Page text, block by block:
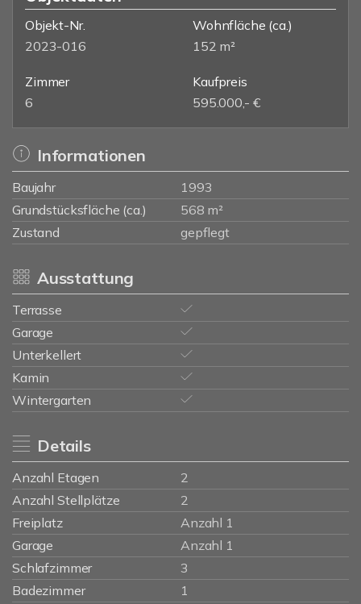
Objekt-Nr.
2023-016
Wohnfläche (ca.)
152 m²
Zimmer
6
Kaufpreis
595.000,- €
Informationen
Baujahr
1993
Grundstücksfläche (ca.)
568 m²
Zustand
gepflegt
Ausstattung
Terrasse
Garage
Unterkellert
Kamin
Wintergarten
Details
Anzahl Etagen
2
Anzahl Stellplätze
2
Freiplatz
Anzahl 1
Garage
Anzahl 1
Schlafzimmer
3
Badezimmer
1